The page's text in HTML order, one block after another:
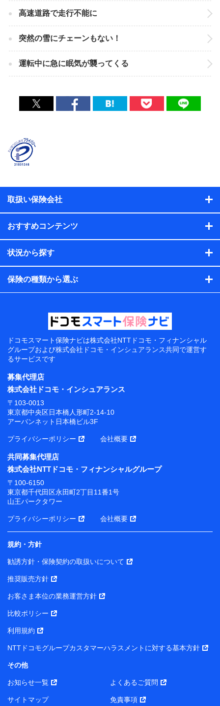
高速道路で走行不能に
突然の雪にチェーンもない！
運転中に急に眠気が襲ってくる
取扱い保険会社
おすすめコンテンツ
状況から探す
保険の種類から選ぶ
ドコモスマート保険ナビは株式会社NTTドコモ・フィナンシャル
グループおよび株式会社ドコモ・インシュアランス共同で運営す
るサービスです
募集代理店
株式会社ドコモ・インシュアランス
〒103-0013
東京都中央区日本橋人形町2-14-10
アーバンネット日本橋ビル3F
プライバシーポリシー 会社概要
共同募集代理店
株式会社NTTドコモ・フィナンシャルグループ
〒100-6150
東京都千代田区永田町2丁目11番1号
山王パークタワー
プライバシーポリシー 会社概要
規約・方針
勧誘方針・保険契約の取扱いについて
推奨販売方針
お客さま本位の業務運営方針
比較ポリシー
利用規約
NTTドコモグループカスタマーハラスメントに対する基本方針
その他
お知らせ一覧 よくあるご質問
サイトマップ 免責事項